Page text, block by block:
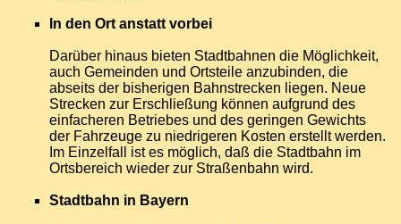
In den Ort anstatt vorbei
Darüber hinaus bieten Stadtbahnen die Möglichkeit,
auch Gemeinden und Ortsteile anzubinden, die
abseits der bisherigen Bahnstrecken liegen. Neue
Strecken zur Erschließung können aufgrund des
einfacheren Betriebes und des geringen Gewichts
der Fahrzeuge zu niedrigeren Kosten erstellt werden.
Im Einzelfall ist es möglich, daß die Stadtbahn im
Ortsbereich wieder zur Straßenbahn wird.
Stadtbahn in Bayern